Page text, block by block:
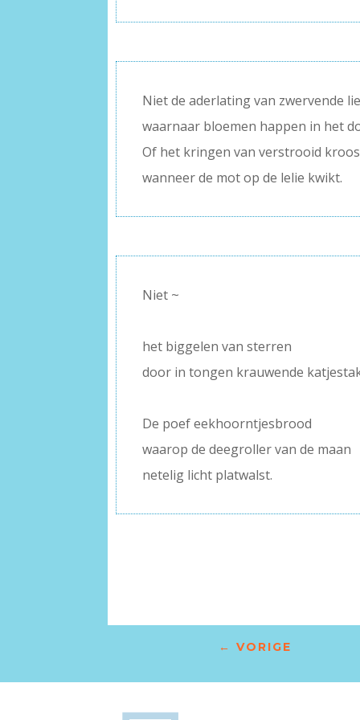
Niet de aderlating van zwervende
waarnaar bloemen happen in het
Of het kringen van verstrooid kroos
wanneer de mot op de lelie kwikt.
Niet ~
het biggelen van sterren
door in tongen krauwende
De poef eekhoorntjesbrood
waarop de deegroller van de maan
netelig licht platwalst.
← VORIGE